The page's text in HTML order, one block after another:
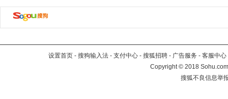
设置首页 - 搜狗输入法 - 支付中心 - 搜狐招聘 - 广告服务 - 客服中心
Copyright©2018
搜狐不良信息举